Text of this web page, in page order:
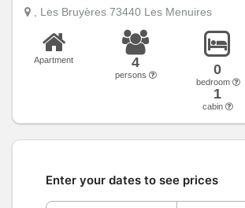
, Les Bruyères 73440 Les Menuires
Apartment 4
persons 0
bedroom
1
cabin
Enter your dates to see prices